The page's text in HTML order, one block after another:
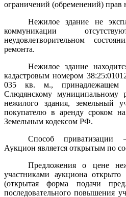
ограничений (обременений) прав
Нежилое здание не
коммуникации
неудовлетворительном
ремонта.
Нежилое здание
кадастровым номером
035 кв. м., принадлежащем
Слюдянскому муниципальному
нежилого здания, земельный
покупателю в аренду сроком
Земельным кодексом РФ.
Способ приватизации
Аукцион является открытым по
Предложения о цене
участниками аукциона
(открытая форма подачи
последовательного повышения